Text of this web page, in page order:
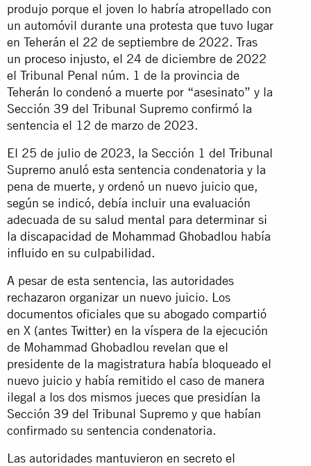
produjo porque el joven lo habría atropellado con
un automóvil durante una protesta que tuvo lugar
en Teherán el 22 de septiembre de 2022. Tras
un proceso injusto, el 24 de diciembre de 2022
el Tribunal Penal núm. 1 de la provincia de
Teherán lo condenó a muerte por “asesinato” y la
Sección 39 del Tribunal Supremo confirmó la
sentencia el 12 de marzo de 2023.
El 25 de julio de 2023, la Sección 1 del Tribunal
Supremo anuló esta sentencia condenatoria y la
pena de muerte, y ordenó un nuevo juicio que,
según se indicó, debía incluir una evaluación
adecuada de su salud mental para determinar si
la discapacidad de Mohammad Ghobadlou había
influido en su culpabilidad.
A pesar de esta sentencia, las autoridades
rechazaron organizar un nuevo juicio. Los
documentos oficiales que su abogado compartió
en X (antes Twitter) en la víspera de la ejecución
de Mohammad Ghobadlou revelan que el
presidente de la magistratura había bloqueado el
nuevo juicio y había remitido el caso de manera
ilegal a los dos mismos jueces que presidían la
Sección 39 del Tribunal Supremo y que habían
confirmado su sentencia condenatoria.
Las autoridades mantuvieron en secreto el